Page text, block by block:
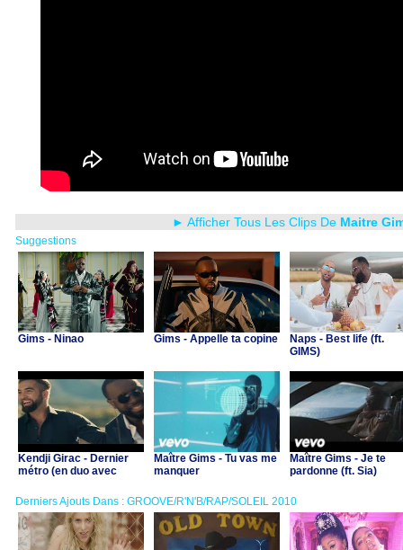
► Afficher Tous Les Clips De Maitre
Suggestions
Gims - Ninao Gims - Appelle ta copine
Naps - Best life (ft.
GIMS)
Kendji Girac - Dernier
métro (en duo avec
Maître Gims - Tu vas me
manquer
Maître Gims - Je te
pardonne (ft. Sia)
Derniers Ajouts Dans : GROOVE/R'N'B/RAP/SOLEIL 2010